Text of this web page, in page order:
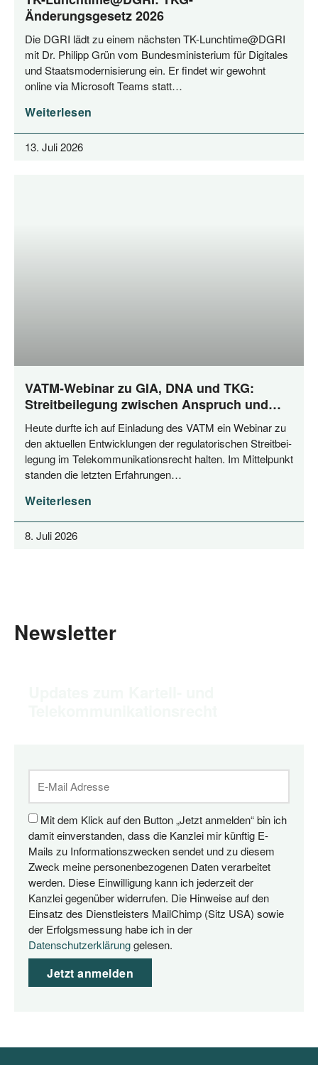
Änderungsgesetz 2026
Die DGRI lädt zu einem nächs­ten TK-Lunchtime@DGRI
mit Dr. Phil­ipp Grün vom Bun­des­mi­nis­te­ri­um für Digi­ta­les
und Staats­mo­der­ni­sie­rung ein. Er fin­det wir gewohnt
online via Micro­soft Teams statt…
Weiterlesen
13. Juli 2026
VATM-Webinar zu GIA, DNA und TKG:
Streitbeilegung zwischen Anspruch und
Praxis
Heu­te durf­te ich auf Ein­la­dung des VATM ein Web­i­nar zu
den aktu­el­len Ent­wick­lun­gen der regu­la­to­ri­schen Streit­bei­
le­gung im Tele­kom­mu­ni­ka­ti­ons­recht hal­ten. Im Mit­tel­punkt
stan­den die letz­ten Erfahrungen…
Weiterlesen
8. Juli 2026
Newsletter
Mit dem Klick auf den Button „Jetzt anmelden“ bin ich
damit einverstanden, dass die Kanzlei mir künftig E-
Mails zu Informationszwecken sendet und zu diesem
Zweck meine personenbezogenen Daten verarbeitet
werden. Diese Einwilligung kann ich jederzeit der
Kanzlei gegenüber widerrufen. Die Hinweise auf den
Einsatz des Dienstleisters MailChimp (Sitz USA) sowie
der Erfolgsmessung habe ich in der
Datenschutzerklärunggelesen.
Jetzt anmelden